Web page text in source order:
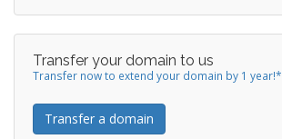
Transfer your domain to us
Transfer now to extend your domain by 1 year!*
Transfer a domain